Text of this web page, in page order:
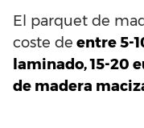
El parquet de
coste de entre 5-
laminado, 15-20
de madera